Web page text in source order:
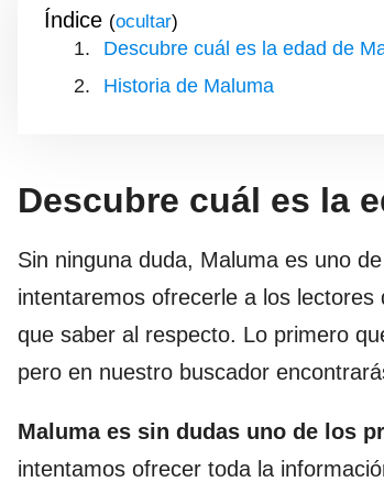
Índice ( )
Descubre cuál es la edad de
Historia de Maluma
Descubre cuál es la
Sin ninguna duda, Maluma es uno
intentaremos ofrecerle a los
que saber al respecto. Lo primero
pero en nuestro buscador
Maluma es sin dudas uno de los
intentamos ofrecer toda la